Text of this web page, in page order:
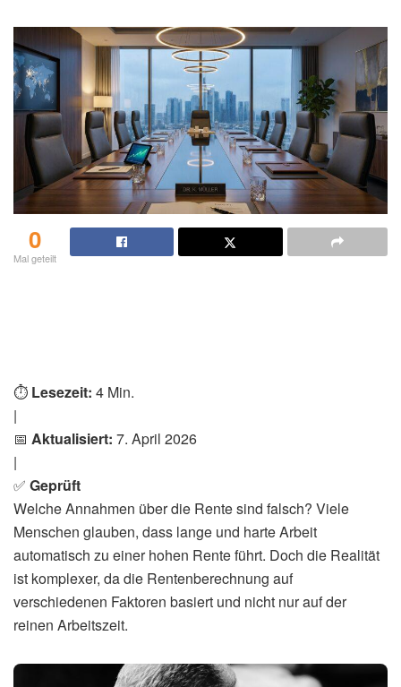
0
Mal geteilt
⏱️ Lesezeit: 4 Min.
|
📅 Aktualisiert: 7. April 2026
|
✅ Geprüft
Welche Annahmen über die Rente sind falsch? Viele
Menschen glauben, dass lange und harte Arbeit
automatisch zu einer hohen Rente führt. Doch die Realität
ist komplexer, da die Rentenberechnung auf
verschiedenen Faktoren basiert und nicht nur auf der
reinen Arbeitszeit.